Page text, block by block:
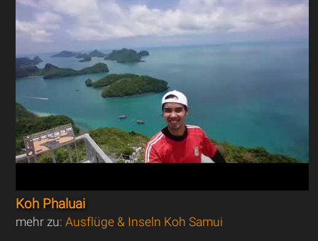
Koh Phaluai
mehr zu:Ausflüge & Inseln Koh Samui